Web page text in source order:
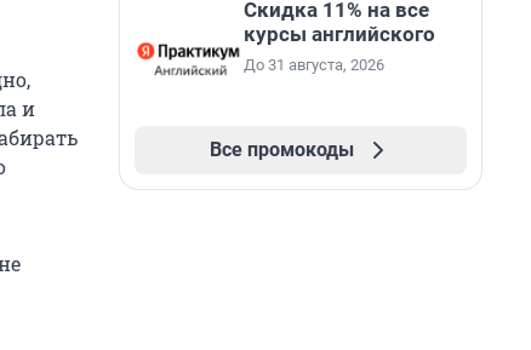
и
Скидка 11% на все
курсы английского
До 31 августа, 2026
Все промокоды